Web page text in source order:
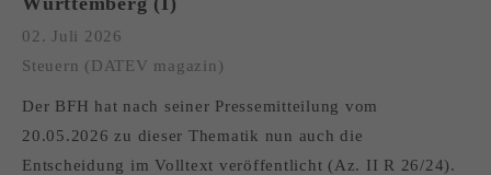
02. Juli 2026
Steuern (DATEV magazin)
Der BFH hat nach seiner Pressemitteilung vom
20.05.2026 zu dieser Thematik nun auch die
Entscheidung im Volltext veröffentlicht (Az. II R 26/24).